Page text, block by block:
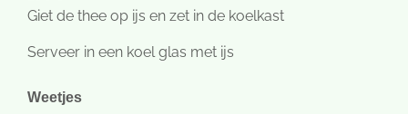
Giet de thee op ijs en zet in de koelkast
Serveer in een koel glas met ijs
Weetjes